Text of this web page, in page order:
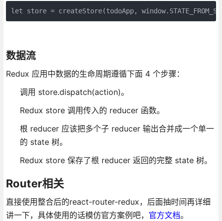
let store = createStore(todoApp,
数据流
Redux 应用中数据的生命周期遵循下面 4 个步骤：
调用 store.dispatch(action)。
Redux store 调用传入的 reducer 函数。
根 reducer 应该把多个子 reducer 输出合并成一个单一
的 state 树。
Redux store 保存了根 reducer 返回的完整 state 树。
Router相关
直接使用整合后的react-router-redux，后面抽时间再详细
讲一下，具体使用的话模仿官方案例吧， 官方文档。